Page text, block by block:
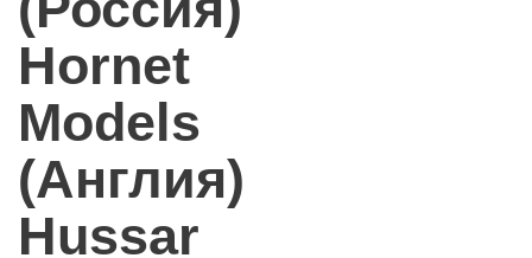
Hornet
Models
(Англия)
Hussar